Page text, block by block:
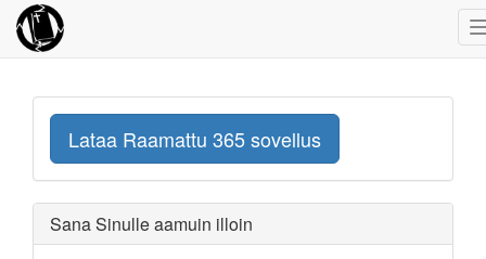
Lataa Raamattu 365 sovellus
Sana Sinulle aamuin illoin